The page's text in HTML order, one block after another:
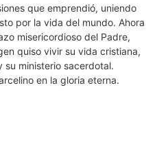
que emprendió, uniendo
por la vida del mundo. Ahora
misericordioso del Padre,
quiso vivir su vida cristiana,
su ministerio sacerdotal.
en la gloria eterna.